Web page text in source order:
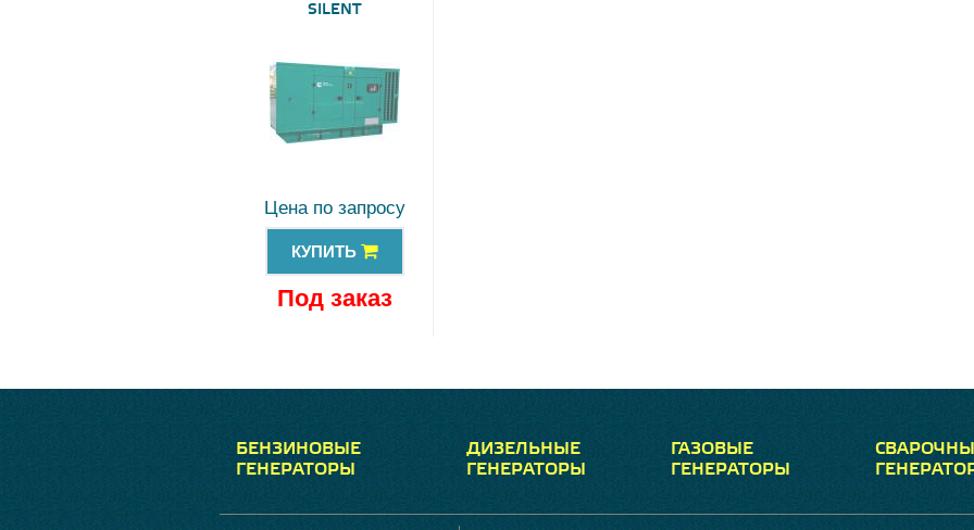
SILENT
Цена по запросу
КУПИТЬ
Под заказ
БЕНЗИНОВЫЕ
ГЕНЕРАТОРЫ
ДИЗЕЛЬНЫЕ
ГЕНЕРАТОРЫ
ГАЗОВЫЕ
ГЕНЕРАТОРЫ